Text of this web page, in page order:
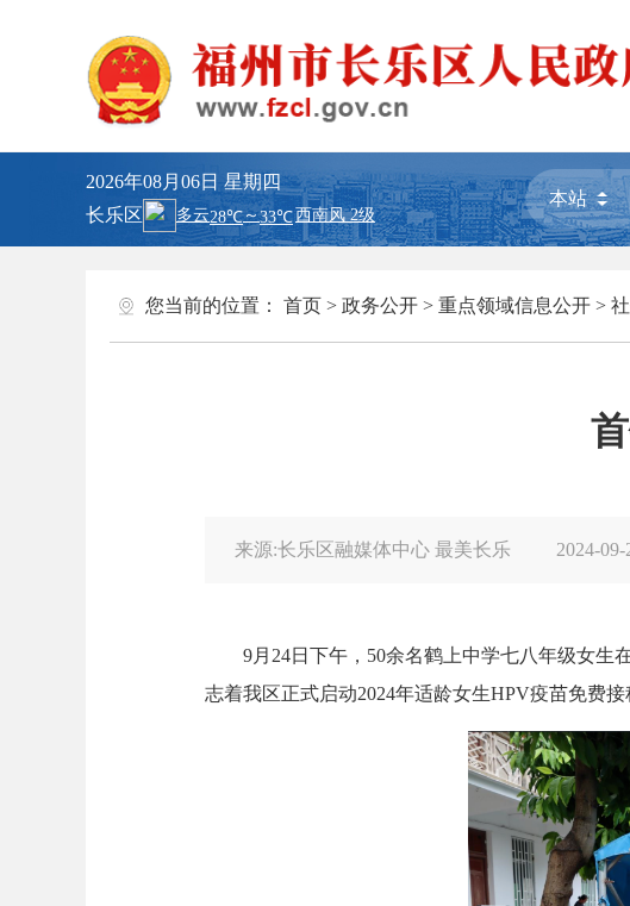
2026年08月06日 星期四
长乐区
您当前的位置： 首页 > 政务公开 > 重点领域信息公开 >
来源:长乐区融媒体中心 最美长乐 2024-
9月24日下午，50余名鹤上中学七八年级女生
志着我区正式启动2024年适龄女生HPV疫苗免费